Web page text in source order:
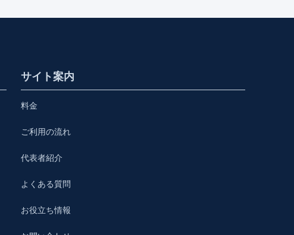
サイト案内
料金
ご利用の流れ
代表者紹介
よくある質問
お役立ち情報